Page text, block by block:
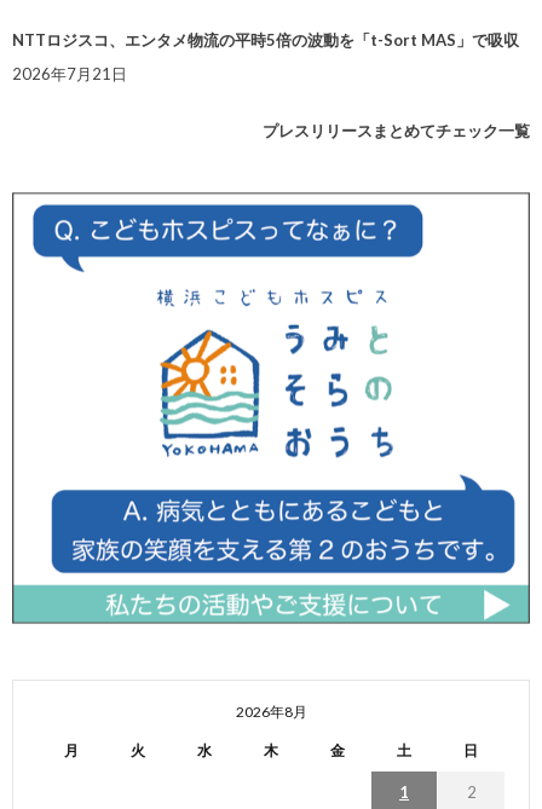
NTTロジスコ、エンタメ物流の平時5倍の波動を「t-Sort MAS」で吸収
2026年7月21日
プレスリリースまとめてチェック一覧
2026年8月
月 火 水 木 金 土 日
1 2